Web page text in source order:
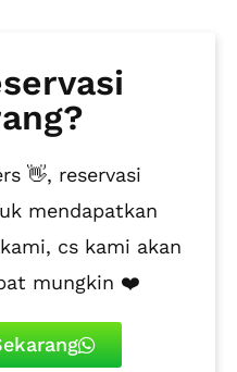
👋, reservasi
mendapatkan
cs kami akan
mungkin ❤️